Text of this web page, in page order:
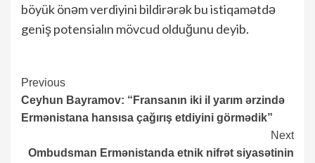
böyük önəm verdiyini bildirərək bu istiqamətdə
geniş potensialın mövcud olduğunu deyib.
Continue
Reading
Previous
Ceyhun Bayramov: “Fransanın iki il yarım ərzində
Ermənistana hansısa çağırış etdiyini görmədik”
Next
Ombudsman Ermənistanda etnik nifrət siyasətinin